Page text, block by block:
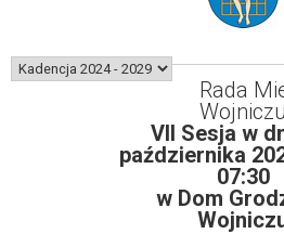
Rada
Wojniczu
VII Sesja w
października
07:30
w Dom